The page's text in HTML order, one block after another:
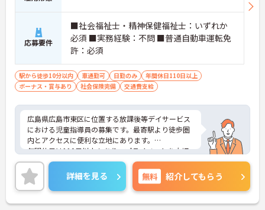
応募要件
■社会福祉士・精神保健福祉士：いずれか
必須 ■実務経験：不問 ■普通自動車運転免
許：必須
駅から徒歩10分以内 車通勤可 日勤のみ
年間休日110日以上
ボーナス・賞与あり
社会保険完備 交通費支給
広島県広島市東区に位置する放課後等デイサービス
における児童指導員の募集です。最寄駅より徒歩圏
内とアクセスに便利な立地にあります。
年間休日は110日以上もあり、プライベートを大切
にしながらご勤務いただけます。また、社内研修制
度があり、業務に不安がある方でも安心してご勤務
いただけます。
ご興味のある方には、面接対策ポイントなど、さら
に詳細をご案内しますのでお気軽にご相談くださ
詳細を見る 無料 紹介してもらう